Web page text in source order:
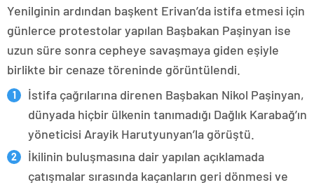
Yenilginin ardından başkent Erivan’da istifa etmesi için
günlerce protestolar yapılan Başbakan Paşinyan ise
uzun süre sonra cepheye savaşmaya giden eşiyle
birlikte bir cenaze töreninde görüntülendi.
İstifa çağrılarına direnen Başbakan Nikol Paşinyan,
dünyada hiçbir ülkenin tanımadığı Dağlık Karabağ’ın
yöneticisi Arayik Harutyunyan’la görüştü.
İkilinin buluşmasına dair yapılan açıklamada
çatışmalar sırasında kaçanların geri dönmesi ve